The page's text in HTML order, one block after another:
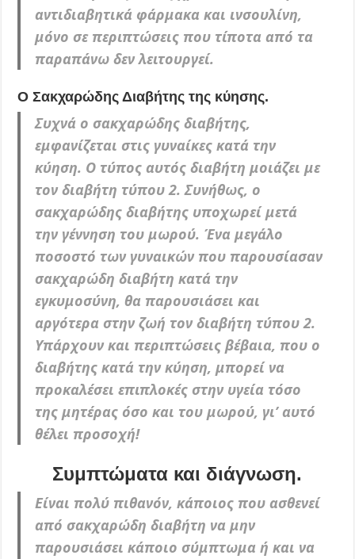
αντιδιαβητικά φάρμακα και ινσουλίνη,
μόνο σε περιπτώσεις που τίποτα από τα
παραπάνω δεν λειτουργεί.
Ο Σακχαρώδης Διαβήτης της κύησης.
Συχνά ο σακχαρώδης διαβήτης,
εμφανίζεται στις γυναίκες κατά την
κύηση. Ο τύπος αυτός διαβήτη μοιάζει με
τον διαβήτη τύπου 2. Συνήθως, ο
σακχαρώδης διαβήτης υποχωρεί μετά
την γέννηση του μωρού. Ένα μεγάλο
ποσοστό των γυναικών που παρουσίασαν
σακχαρώδη διαβήτη κατά την
εγκυμοσύνη, θα παρουσιάσει και
αργότερα στην ζωή τον διαβήτη τύπου 2.
Υπάρχουν και περιπτώσεις βέβαια, που ο
διαβήτης κατά την κύηση, μπορεί να
προκαλέσει επιπλοκές στην υγεία τόσο
της μητέρας όσο και του μωρού, γι’ αυτό
θέλει προσοχή!
Συμπτώματα και διάγνωση.
Είναι πολύ πιθανόν, κάποιος που ασθενεί
από σακχαρώδη διαβήτη να μην
παρουσιάσει κάποιο σύμπτωμα ή και να